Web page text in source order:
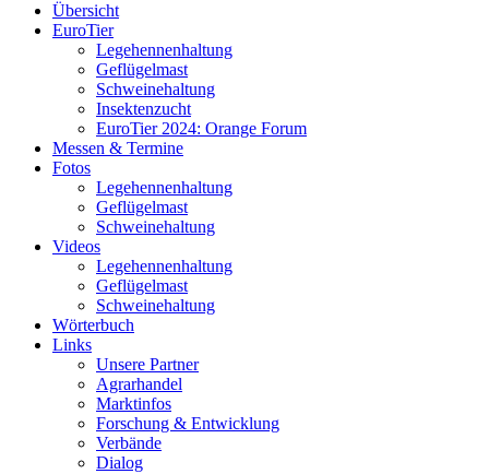
Übersicht
EuroTier
Legehennenhaltung
Geflügelmast
Schweinehaltung
Insektenzucht
EuroTier 2024: Orange Forum
Messen & Termine
Fotos
Legehennenhaltung
Geflügelmast
Schweinehaltung
Videos
Legehennenhaltung
Geflügelmast
Schweinehaltung
Wörterbuch
Links
Unsere Partner
Agrarhandel
Marktinfos
Forschung & Entwicklung
Verbände
Dialog